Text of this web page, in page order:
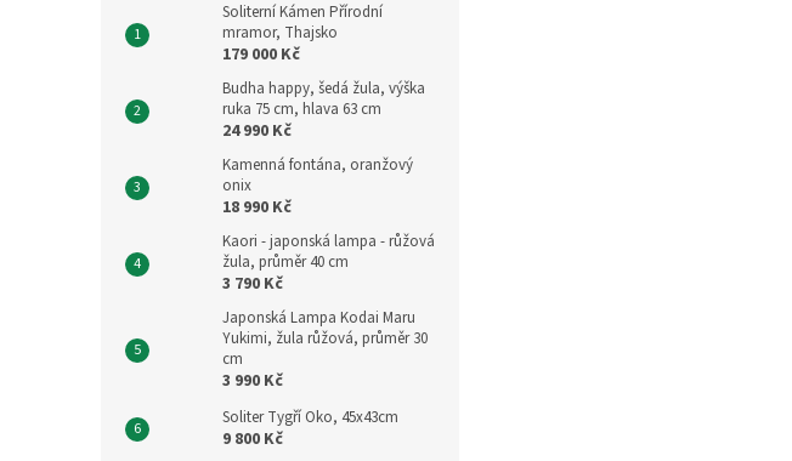
Soliterní Kámen Přírodní
mramor, Thajsko
179 000 Kč
Budha happy, šedá žula, výška
ruka 75 cm, hlava 63 cm
24 990 Kč
Kamenná fontána, oranžový
onix
18 990 Kč
Kaori - japonská lampa - růžová
žula, průměr 40 cm
3 790 Kč
Japonská Lampa Kodai Maru
Yukimi, žula růžová, průměr 30
cm
3 990 Kč
Soliter Tygří Oko, 45x43cm
9 800 Kč